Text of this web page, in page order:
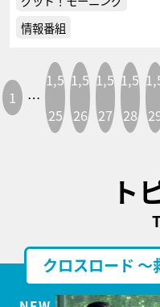
情報番組
1 …
1,5
25
1,5
26
1,5
27
1,5
28
ト
クロスロード